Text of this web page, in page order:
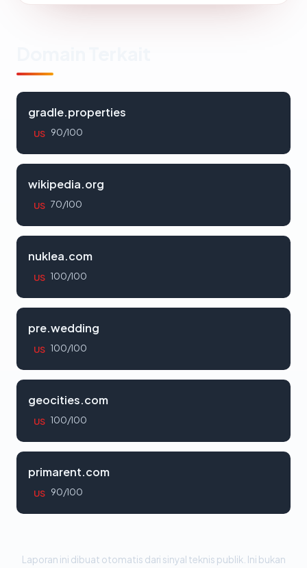
gradle.properties
US 90/100
wikipedia.org
US 70/100
nuklea.com
US 100/100
pre.wedding
US 100/100
geocities.com
US 100/100
primarent.com
US 90/100
Laporan ini dibuat otomatis dari sinyal teknis publik. Ini bukan